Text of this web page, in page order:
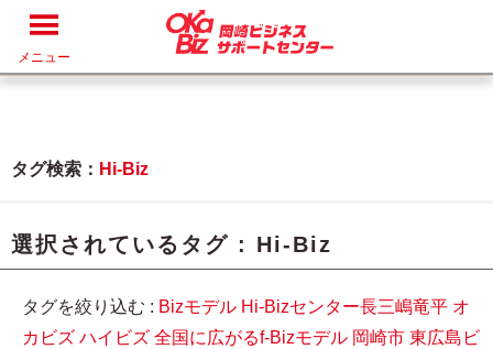
メニュー
タグ検索： Hi-Biz
選択されているタグ : Hi-Biz
タグを絞り込む : Bizモデル Hi-Bizセンター長三嶋竜平 オ
カビズ ハイビズ 全国に広がるf-Bizモデル 岡崎市 東広島ビ